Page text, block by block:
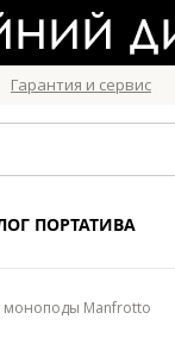
Гарантия и сервис
ПОРТАТИВА
моноподы Manfrotto